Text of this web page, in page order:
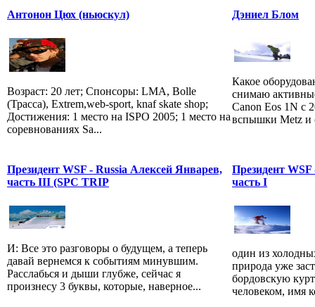
Антонон Цюх (ньюскул)
Возраст: 20 лет; Спонсоры: LMA, Bolle
(Трасса), Extrem,web-sport, knaf skate shop;
Достижения: 1 место на ISPO 2005; 1 место на
соревнованиях Sa...
Дэниел Блом
Какое
снимаю
Canon Eos 1N c
вспышки Metz и
Президент WSF - Russia Алексей Январев,
часть III (SPC TRIP
И: Все это разговоры о будущем, а теперь
давай вернемся к событиям минувшим.
Расслабься и дыши глубже, сейчас я
произнесу 3 буквы, которые, наверное...
Президент
часть I
один из
природа уже
бордовскую
человеком, имя